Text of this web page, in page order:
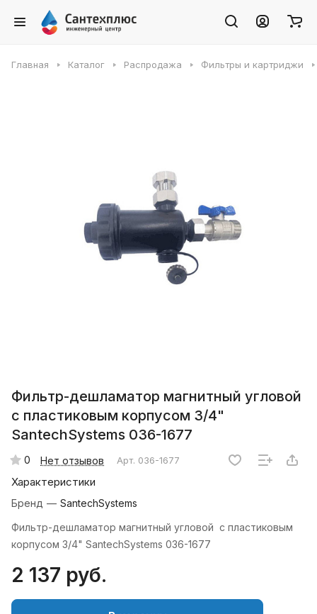
Главная Каталог Распродажа Фильтры и картриджи
Фильтр-дешламатор магнитный угловой
с пластиковым корпусом 3/4"
SantechSystems 036-1677
0 Нет отзывов Арт. 036-1677
Характеристики
Бренд — SantechSystems
Фильтр-дешламатор магнитный угловой с пластиковым
корпусом 3/4" SantechSystems 036-1677
2 137 руб.